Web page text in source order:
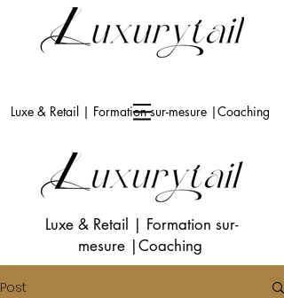
Luxe & Retail | Formation sur-mesure |Coaching
Luxe & Retail | Formation sur-
mesure |Coaching
Post